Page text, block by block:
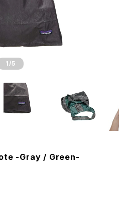
1 /5
-Gray / Green-